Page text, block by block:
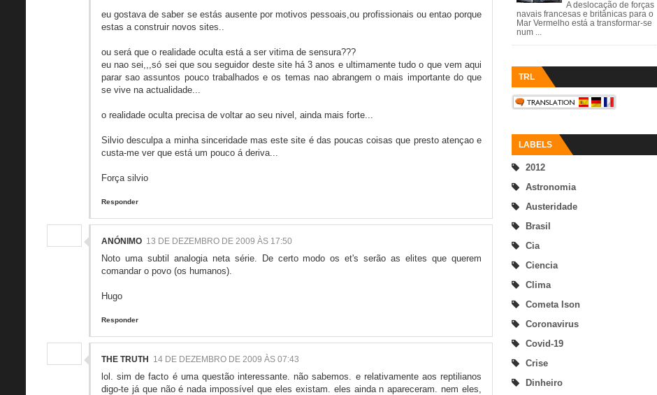
A deslocação de forças
navais francesas e britânicas para o
Mar Vermelho está a transformar-se
num ...
TRL
LABELS
2012
Astronomia
Austeridade
Brasil
Cia
Ciencia
Clima
Cometa Ison
Coronavirus
Covid-19
Crise
Dinheiro
eu gostava de saber se estás ausente por motivos pessoais,ou profissionais ou entao porque
estas a construir novos sites..
ou será que o realidade oculta está a ser vitima de sensura???
eu nao sei,,,só sei que sou seguidor deste site há 3 anos e ultimamente tudo o que vem aqui
parar sao assuntos pouco trabalhados e os temas nao abrangem o mais importante do que
se vive na actualidade...
o realidade oculta precisa de voltar ao seu nivel, ainda mais forte...
Silvio desculpa a minha sinceridade mas este site é das poucas coisas que presto atençao e
custa-me ver que está um pouco á deriva...
Força silvio
Responder
ANÓNIMO 13 DE DEZEMBRO DE 2009 ÀS 17:50
Noto uma subtil analogia neta série. De certo modo os et's serão as elites que querem
comandar o povo (os humanos).
Hugo
Responder
THE TRUTH 14 DE DEZEMBRO DE 2009 ÀS 07:43
lol. sim de facto é uma questão interessante. não sabemos. e relativamente aos reptilianos
digo-te já que não é nada impossível que eles existam. eles ainda n apareceram. nem eles,